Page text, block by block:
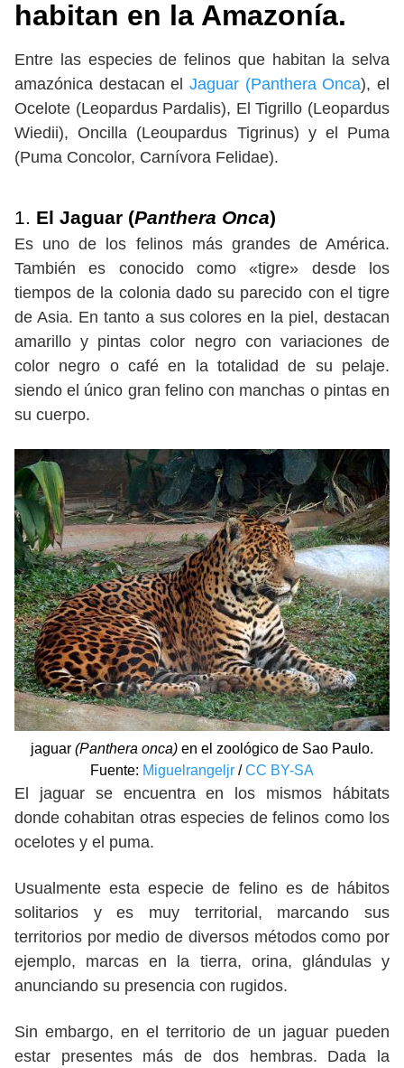
habitan en la Amazonía.
Entre las especies de felinos que habitan la selva
amazónica destacan el Jaguar (Panthera Onca), el
Ocelote (Leopardus Pardalis), El Tigrillo (Leopardus
Wiedii), Oncilla (Leoupardus Tigrinus) y el Puma
(Puma Concolor, Carnívora Felidae).
1. El Jaguar (Panthera Onca)
Es uno de los felinos más grandes de América.
También es conocido como «tigre» desde los
tiempos de la colonia dado su parecido con el tigre
de Asia. En tanto a sus colores en la piel, destacan
amarillo y pintas color negro con variaciones de
color negro o café en la totalidad de su pelaje.
siendo el único gran felino con manchas o pintas en
su cuerpo.
jaguar (Panthera onca) en el zoológico de Sao Paulo.
Fuente: Miguelrangeljr /CC BY-SA
El jaguar se encuentra en los mismos hábitats
donde cohabitan otras especies de felinos como los
ocelotes y el puma.
Usualmente esta especie de felino es de hábitos
solitarios y es muy territorial, marcando sus
territorios por medio de diversos métodos como por
ejemplo, marcas en la tierra, orina, glándulas y
anunciando su presencia con rugidos.
Sin embargo, en el territorio de un jaguar pueden
estar presentes más de dos hembras. Dada la